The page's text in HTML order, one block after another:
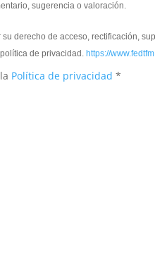
sugerencia o valoración.
su derecho de acceso, rectificación,
de privacidad.https://
Política de privacidad*